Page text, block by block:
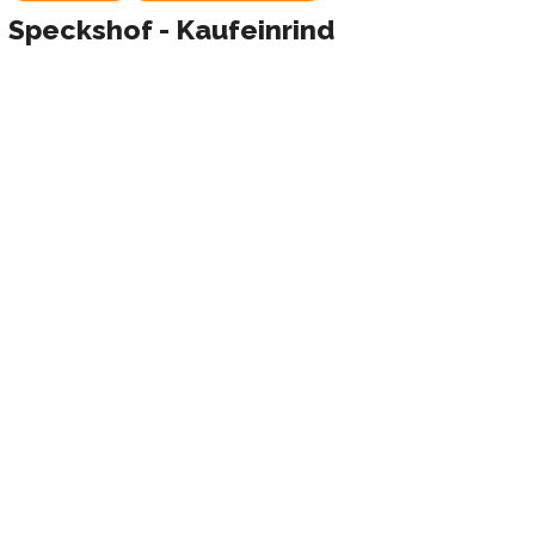
Speckshof - Kaufeinrind